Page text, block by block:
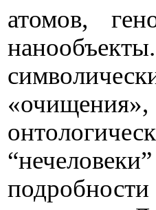
атомов,
подробности